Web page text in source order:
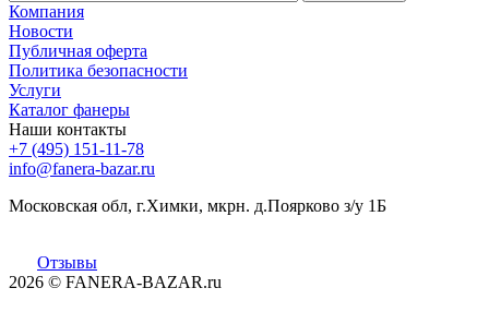
Компания
Новости
Публичная оферта
Политика безопасности
Услуги
Каталог фанеры
Наши контакты
+7 (495) 151-11-78
info@fanera-bazar.ru
Московская обл, г.Химки, мкрн. д.Поярково з/у 1Б
Отзывы
2026 © FANERA-BAZAR.ru